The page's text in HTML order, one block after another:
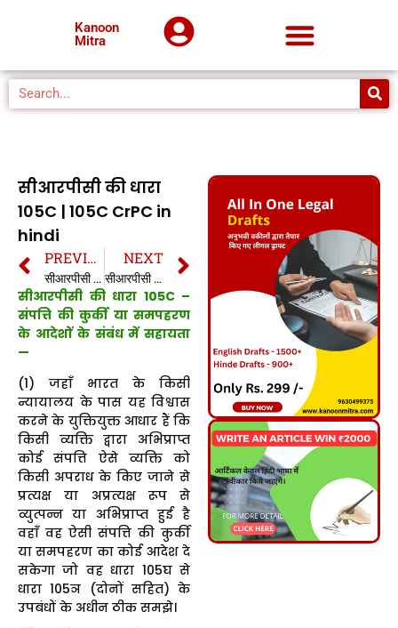
Kanoon
Mitra
सीआरपीसी की धारा
105C | 105C CrPC in
hindi
PREVIOUS
सीआरपीसी की धारा 105B | 105B CrPC in hindi
NEXT
सीआरपीसी की धारा 105D | 105D CrPC in hindi
सीआरपीसी की धारा 105C –
संपत्ति की कुर्की या समपहरण
के आदेशों के संबंध में सहायता
—
(1) जहाँ भारत के किसी
न्यायालय के पास यह विश्वास
करने के युक्तियुक्त आधार हैं कि
किसी व्यक्ति द्वारा अभिप्राप्त
कोई संपत्ति ऐसे व्यक्ति को
किसी अपराध के किए जाने से
प्रत्यक्ष या अप्रत्यक्ष रूप से
व्युत्पन्न या अभिप्राप्त हुई है
वहाँ वह ऐसी संपत्ति की कुर्की
या समपहरण का कोई आदेश दे
सकेगा जो वह धारा 105घ से
धारा 105ञ (दोनों सहित) के
उपबंधों के अधीन ठीक समझे।